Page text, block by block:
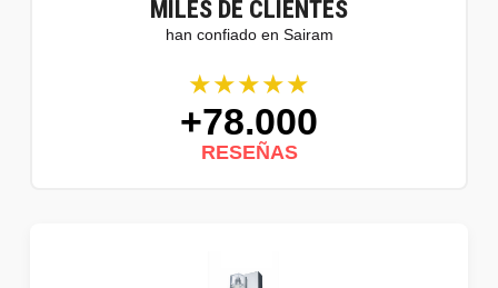
MILES DE CLIENTES
han confiado en Sairam
★★★★★
+78.000
RESEÑAS